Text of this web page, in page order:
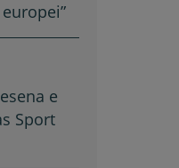
e
Sport